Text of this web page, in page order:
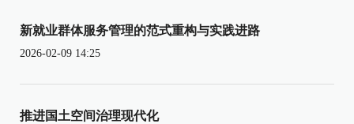
新就业群体服务管理的范式重构与实践进路
2026-02-09 14:25
推进国土空间治理现代化